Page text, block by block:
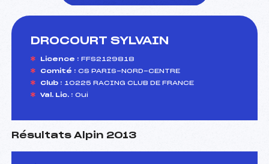
DROCOURT SYLVAIN
Licence : FFS2129818
Comité : CS PARIS-NORD-CENTRE
Club : 10225 RACING CLUB DE FRANCE
Val. Lic. : Oui
Résultats Alpin 2013